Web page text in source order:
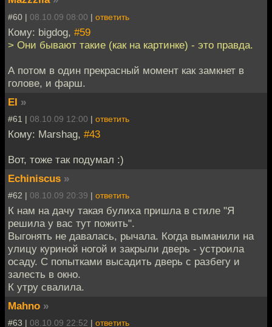
#60 | 08.10.09 08:00 | ответить
Кому: bigdog, #59
> Они бывают такие (как на картинке) - это правда.
А потом в один прекрасный момент как замкнет в
голове, и фарш.
EI »
#61 | 08.10.09 12:00 | ответить
Кому: Marshag, #43
Вот, тоже так подумал :)
Echiniscus »
#62 | 08.10.09 20:39 | ответить
К нам на дачу такая булиха пришла в стиле "Я
решила у вас тут пожить".
Выгонять не давалась, рычала. Когда выманили на
улицу куриной ногой и закрыли дверь - устроила
осаду. С попытками высадить дверь с разбегу и
залесть в окно.
К утру свалила.
Mahno »
#63 | 08.10.09 22:52 | ответить